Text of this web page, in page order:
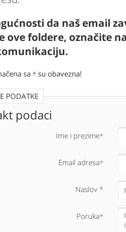
da naš email
ove foldere, označite
sa * su obavezna!
PODATKE
podaci
Ime i prezime*
Email adresa*
Naslov *
Poruka*